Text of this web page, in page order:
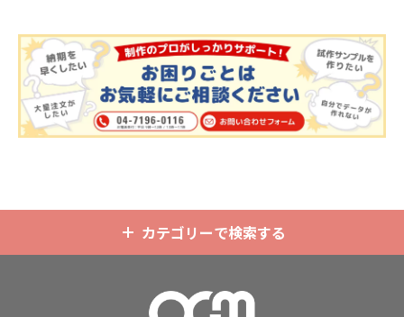
ー、ネームホルダーでオリジナルの
ホルダーはデザイン次第でどんなシ
ーンでもマッチします。ヘッダー部
分はダイカットでデザインにあわせ
た自由な形状で制作することができ
ます。また長さ調整と安全機能が付
いたネックストラップが標準で付属
ど様々な業界に人気です。 短納期・
ラーは全9色ご用意しておりますの
で、お客様のイメージやデザインに
合わせてお選びいただけます。 国内
の自社工場にて印刷いたしますの
で、短納期・小ロットでの対応が可
能です。グッズ制作の専門スタッフ
がしっかりサポートいたしますの
カテゴリーで検索する